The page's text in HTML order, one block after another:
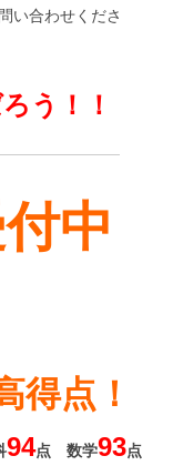
い合わせくださ
う！！
中
得点！
94点 数学93点